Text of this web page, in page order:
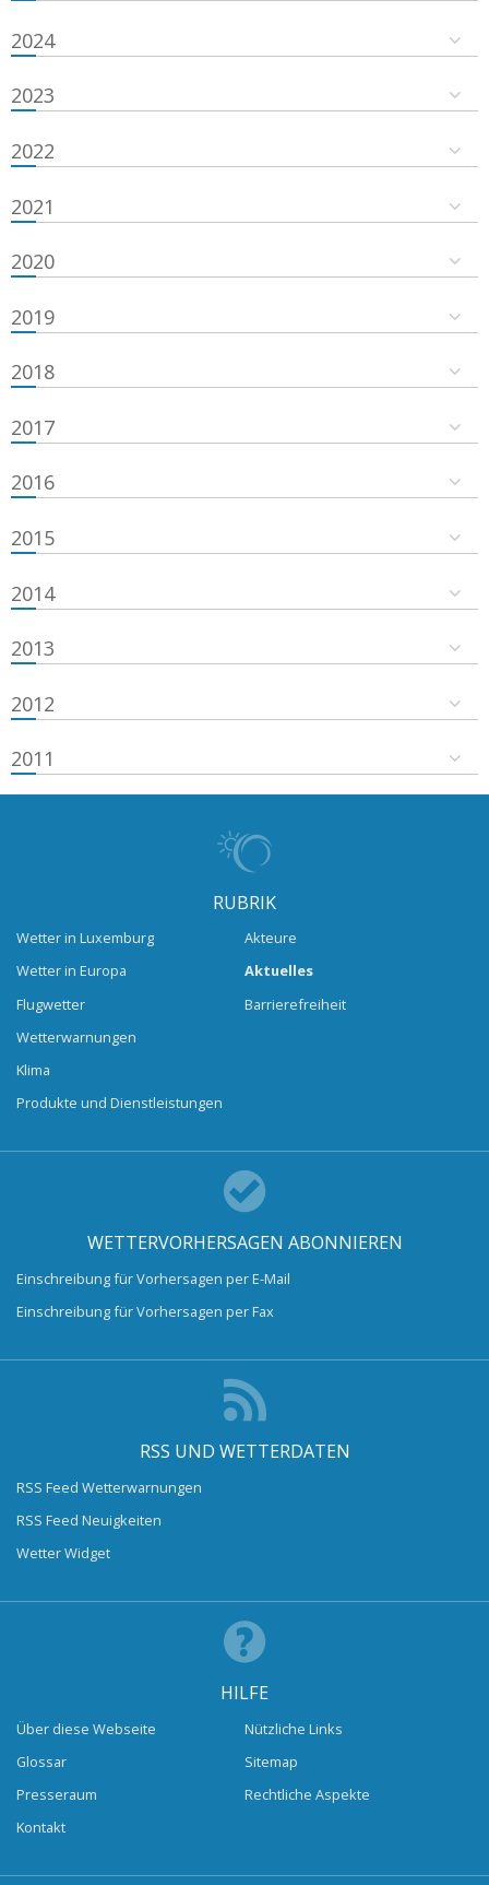
2024
2023
2022
2021
2020
2019
2018
2017
2016
2015
2014
2013
2012
2011
RUBRIK
Wetter in Luxemburg
Wetter in Europa
Flugwetter
Wetterwarnungen
Klima
Produkte und Dienstleistungen
Akteure
Aktuelles
Barrierefreiheit
WETTERVORHERSAGEN ABONNIEREN
Einschreibung für Vorhersagen per E-Mail
Einschreibung für Vorhersagen per Fax
RSS UND WETTERDATEN
RSS Feed Wetterwarnungen
RSS Feed Neuigkeiten
Wetter Widget
HILFE
Über diese Webseite
Glossar
Presseraum
Kontakt
Nützliche Links
Sitemap
Rechtliche Aspekte